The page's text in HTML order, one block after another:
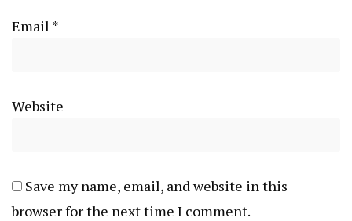
Email *
Website
Save my name, email, and website in this
browser for the next time I comment.